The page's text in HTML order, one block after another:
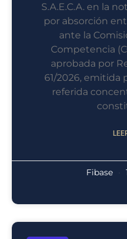
S.A.E.C.A. en la
por absorción
ante la
Competencia
aprobada por
61/2026, emitida
referida
Fibase